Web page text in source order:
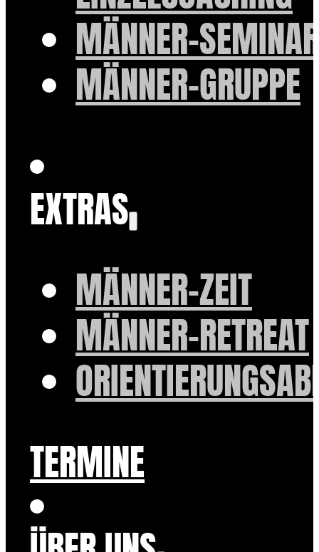
MÄNNER-
MÄNNER-GRUPPE
EXTRAS
MÄNNER-ZEIT
MÄNNER-RETREAT
TERMINE